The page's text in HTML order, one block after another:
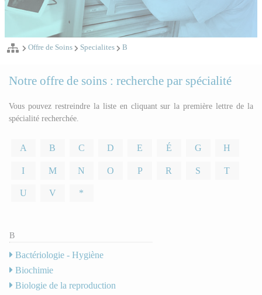
Offre de Soins Specialites B
Notre offre de soins : recherche par spécialité
Vous pouvez restreindre la liste en cliquant sur la première lettre de la
spécialité recherchée.
A B C D E É G H
I M N O P R S T
U V *
B
Bactériologie - Hygiène
Biochimie
Biologie de la reproduction